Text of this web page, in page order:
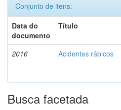
Conjunto de itens:
Data do
documento
Título
2016 Acidentes rábicos
Busca facetada